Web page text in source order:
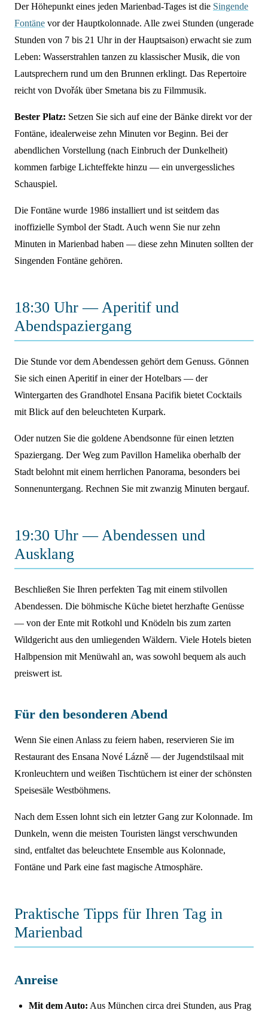
Der Höhepunkt eines jeden Marienbad-Tages ist die Singende
Fontäne vor der Hauptkolonnade. Alle zwei Stunden (ungerade
Stunden von 7 bis 21 Uhr in der Hauptsaison) erwacht sie zum
Leben: Wasserstrahlen tanzen zu klassischer Musik, die von
Lautsprechern rund um den Brunnen erklingt. Das Repertoire
reicht von Dvořák über Smetana bis zu Filmmusik.
Bester Platz: Setzen Sie sich auf eine der Bänke direkt vor der
Fontäne, idealerweise zehn Minuten vor Beginn. Bei der
abendlichen Vorstellung (nach Einbruch der Dunkelheit)
kommen farbige Lichteffekte hinzu — ein unvergessliches
Schauspiel.
Die Fontäne wurde 1986 installiert und ist seitdem das
inoffizielle Symbol der Stadt. Auch wenn Sie nur zehn
Minuten in Marienbad haben — diese zehn Minuten sollten der
Singenden Fontäne gehören.
18:30 Uhr — Aperitif und
Abendspaziergang
Die Stunde vor dem Abendessen gehört dem Genuss. Gönnen
Sie sich einen Aperitif in einer der Hotelbars — der
Wintergarten des Grandhotel Ensana Pacifik bietet Cocktails
mit Blick auf den beleuchteten Kurpark.
Oder nutzen Sie die goldene Abendsonne für einen letzten
Spaziergang. Der Weg zum Pavillon Hamelika oberhalb der
Stadt belohnt mit einem herrlichen Panorama, besonders bei
Sonnenuntergang. Rechnen Sie mit zwanzig Minuten bergauf.
19:30 Uhr — Abendessen und
Ausklang
Beschließen Sie Ihren perfekten Tag mit einem stilvollen
Abendessen. Die böhmische Küche bietet herzhafte Genüsse
— von der Ente mit Rotkohl und Knödeln bis zum zarten
Wildgericht aus den umliegenden Wäldern. Viele Hotels bieten
Halbpension mit Menüwahl an, was sowohl bequem als auch
preiswert ist.
Für den besonderen Abend
Wenn Sie einen Anlass zu feiern haben, reservieren Sie im
Restaurant des Ensana Nové Lázně — der Jugendstilsaal mit
Kronleuchtern und weißen Tischtüchern ist einer der schönsten
Speisesäle Westböhmens.
Nach dem Essen lohnt sich ein letzter Gang zur Kolonnade. Im
Dunkeln, wenn die meisten Touristen längst verschwunden
sind, entfaltet das beleuchtete Ensemble aus Kolonnade,
Fontäne und Park eine fast magische Atmosphäre.
Praktische Tipps für Ihren Tag in
Marienbad
Anreise
Mit dem Auto: Aus München circa drei Stunden, aus Prag